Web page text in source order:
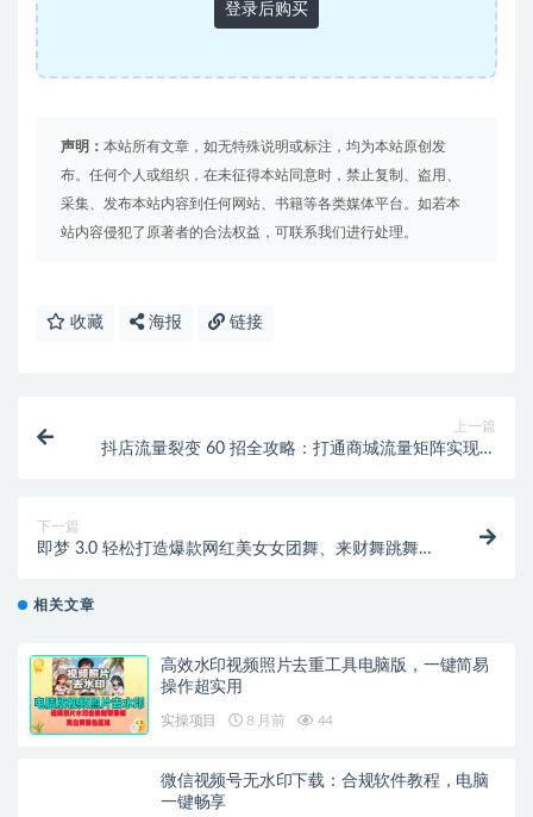
登录后购买
声明： 本站所有文章，如无特殊说明或标注，均为本站原创发
布。任何个人或组织，在未征得本站同意时，禁止复制、盗用、
采集、发布本站内容到任何网站、书籍等各类媒体平台。如若本
站内容侵犯了原著者的合法权益，可联系我们进行处理。
收藏 海报 链接
上一篇
抖店流量裂变 60 招全攻略：打通商城流量矩阵实现货
下一篇
即梦 3.0 轻松打造爆款网红美女女团舞、来财舞跳舞视
相关文章
高效水印视频照片去重工具电脑版，一键简易
操作超实用
实操项目 8 月前 44
微信视频号无水印下载：合规软件教程，电脑
一键畅享